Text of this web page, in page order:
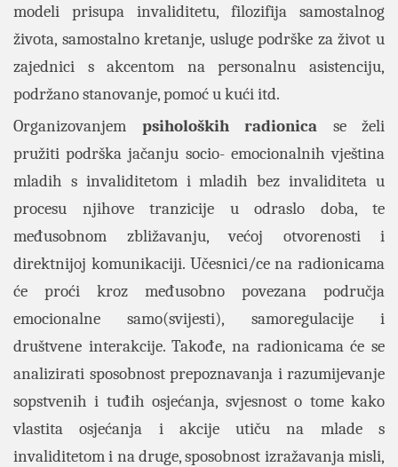
modeli prisupa invaliditetu, filozifija samostalnog
života, samostalno kretanje, usluge podrške za život u
zajednici s akcentom na personalnu asistenciju,
podržano stanovanje, pomoć u kući itd.
Organizovanjem psiholoških radionica se želi
pružiti podrška jačanju socio- emocionalnih vještina
mladih s invaliditetom i mladih bez invaliditeta u
procesu njihove tranzicije u odraslo doba, te
međusobnom zbližavanju, većoj otvorenosti i
direktnijoj komunikaciji. Učesnici/ce na radionicama
će proći kroz međusobno povezana područja
emocionalne samo(svijesti), samoregulacije i
društvene interakcije. Takođe, na radionicama će se
analizirati sposobnost prepoznavanja i razumijevanje
sopstvenih i tuđih osjećanja, svjesnost o tome kako
vlastita osjećanja i akcije utiču na mlade s
invaliditetom i na druge, sposobnost izražavanja misli,